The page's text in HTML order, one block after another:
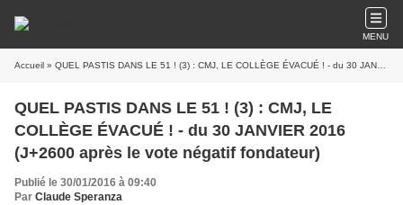
MENU
Accueil » QUEL PASTIS DANS LE 51 ! (3) : CMJ, LE COLLÈGE ÉVACUÉ ! - du 30 JANVIER 2016 (J+2600 après le vote négatif fondateur)
QUEL PASTIS DANS LE 51 ! (3) : CMJ, LE
COLLÈGE ÉVACUÉ ! - du 30 JANVIER 2016
(J+2600 après le vote négatif fondateur)
Publié le 30/01/2016 à 09:40
Par Claude Speranza